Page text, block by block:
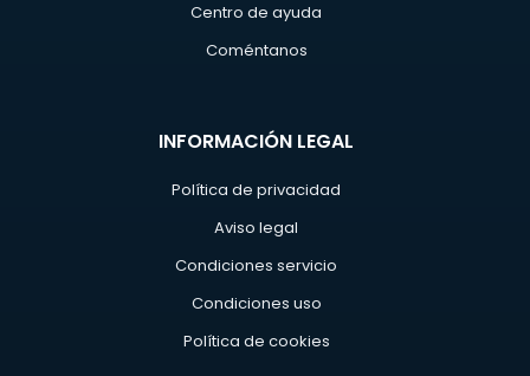
Centro de ayuda
Coméntanos
INFORMACIÓN LEGAL
Política de privacidad
Aviso legal
Condiciones servicio
Condiciones uso
Política de cookies